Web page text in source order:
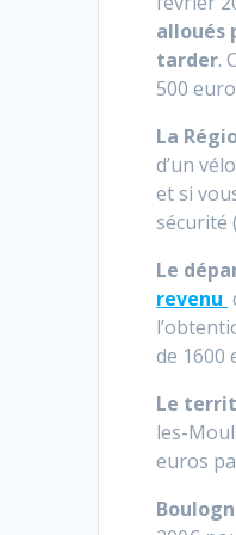
alloués
tarder.
500
La
d’un
et si
sécurité
Le
revenu
de 1600
Le
les-
euros